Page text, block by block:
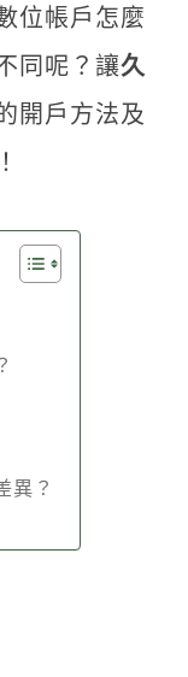
位帳戶怎麼
同呢？讓久
開戶方法及
異？